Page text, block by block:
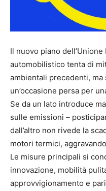
Il nuovo piano
automobilistico tenta di
ambientali precedenti, ma
un’occasione persa per
Se da un lato introduce
sulle emissioni –
dall’altro non rivede la
motori termici,
Le misure principali si
innovazione, mobilità
approvvigionamento e